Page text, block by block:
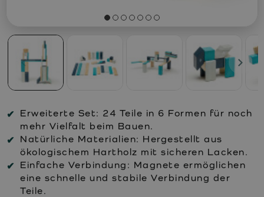
Erweiterte Set: 24 Teile in 6 Formen für noch
mehr Vielfalt beim Bauen.
Natürliche Materialien: Hergestellt aus
ökologischem Hartholz mit sicheren Lacken.
Einfache Verbindung: Magnete ermöglichen
eine schnelle und stabile Verbindung der
Teile.